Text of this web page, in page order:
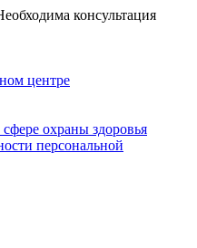
центре
охраны здоровья
персональной